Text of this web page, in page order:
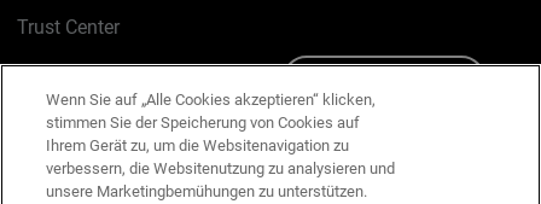
Trust Center
Cookie-Richtlinie
Datenschutzrichtlinie
Wenn Sie auf „Alle Cookies akzeptieren“ klicken,
stimmen Sie der Speicherung von Cookies auf
Ihrem Gerät zu, um die Websitenavigation zu
verbessern, die Websitenutzung zu analysieren und
unsere Marketingbemühungen zu unterstützen.